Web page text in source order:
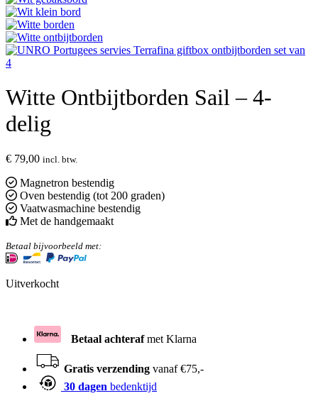
Witte Ontbijtborden Sail – 4-
delig
€ 79,00 incl. btw.
Magnetron bestendig
Oven bestendig (tot 200 graden)
Vaatwasmachine bestendig
Met de handgemaakt
Betaal bijvoorbeeld met:
Uitverkocht
Betaal achterafmet Klarna
Gratis verzending vanaf €75,-
30 dagen bedenktijd